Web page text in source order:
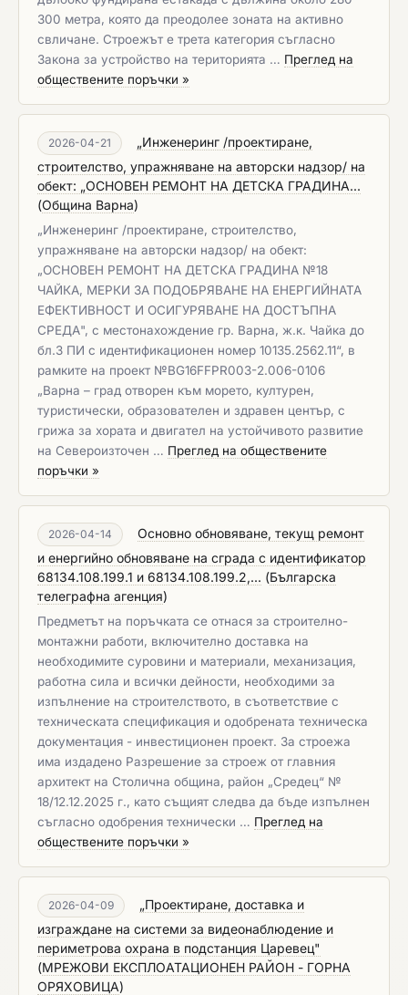
300 метра, която да преодолее зоната на активно
свличане. Строежът е трета категория съгласно
Закона за устройство на територията … Преглед на
обществените поръчки »
2026-04-21
„Инженеринг /проектиране,
строителство, упражняване на авторски надзор/ на
обект: „ОСНОВЕН РЕМОНТ НА ДЕТСКА ГРАДИНА...
(Община Варна)
„Инженеринг /проектиране, строителство,
упражняване на авторски надзор/ на обект:
„ОСНОВЕН РЕМОНТ НА ДЕТСКА ГРАДИНА №18
ЧАЙКА, МЕРКИ ЗА ПОДОБРЯВАНЕ НА ЕНЕРГИЙНАТА
ЕФЕКТИВНОСТ И ОСИГУРЯВАНЕ НА ДОСТЪПНА
СРЕДА", с местонахождение гр. Варна, ж.к. Чайка до
бл.3 ПИ с идентификационен номер 10135.2562.11“, в
рамките на проект №BG16FFPR003-2.006-0106
„Варна – град отворен към морето, културен,
туристически, образователен и здравен център, с
грижа за хората и двигател на устойчивото развитие
на Североизточен … Преглед на обществените
поръчки »
2026-04-14
Основно обновяване, текущ ремонт
и енергийно обновяване на сграда с идентификатор
68134.108.199.1 и 68134.108.199.2,... (Българска
телеграфна агенция)
Предметът на поръчката се отнася за строително-
монтажни работи, включително доставка на
необходимите суровини и материали, механизация,
работна сила и всички дейности, необходими за
изпълнение на строителството, в съответствие с
техническата спецификация и одобрената техническа
документация - инвестиционен проект. За строежа
има издадено Разрешение за строеж от главния
архитект на Столична община, район „Средец“ №
18/12.12.2025 г., като същият следва да бъде изпълнен
съгласно одобрения технически … Преглед на
обществените поръчки »
2026-04-09
„Проектиране, доставка и
изграждане на системи за видеонаблюдение и
периметрова охрана в подстанция Царевец"
(МРЕЖОВИ ЕКСПЛОАТАЦИОНЕН РАЙОН - ГОРНА
ОРЯХОВИЦА)